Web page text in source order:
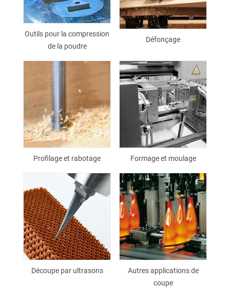
Outils pour la compression
de la poudre
Défonçage
Profilage et rabotage Formage et moulage
Découpe par ultrasons
Autres applications de
coupe